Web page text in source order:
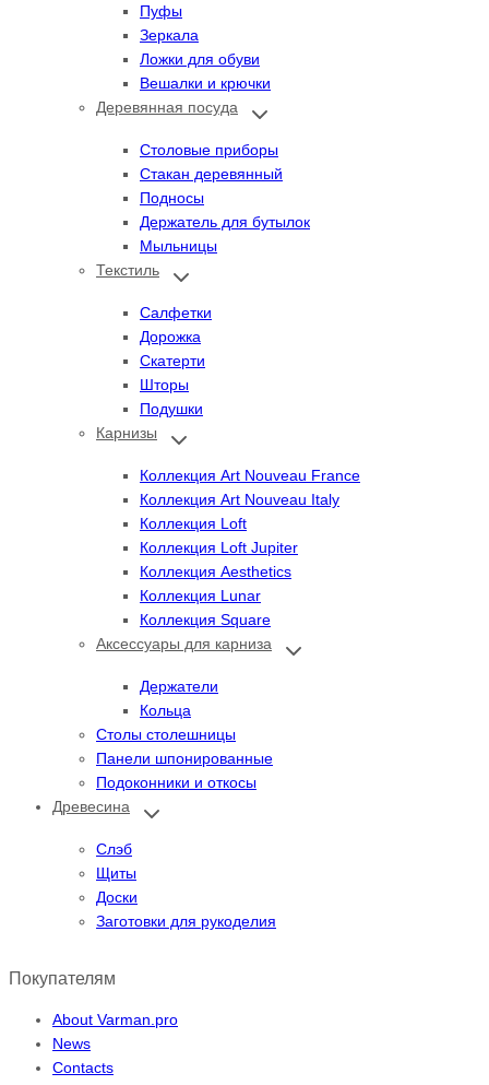
Пуфы
Зеркала
Ложки для обуви
Вешалки и крючки
Деревянная посуда
Переключить
дочернее
Столовые приборы
Стакан деревянный
Подносы
Держатель для бутылок
Мыльницы
Текстиль
Переключить
дочернее
Салфетки
Дорожка
Скатерти
Шторы
Подушки
Карнизы
Переключить
дочернее
Коллекция Art Nouveau France
Коллекция Art Nouveau Italy
Коллекция Loft
Коллекция Loft Jupiter
Коллекция Aesthetics
Коллекция Lunar
Коллекция Square
Аксессуары для карниза
Переключить
дочернее
Держатели
Кольца
Столы столешницы
Панели шпонированные
Подоконники и откосы
Древесина
Переключить
дочернее
Слэб
Щиты
Доски
Заготовки для рукоделия
Покупателям
About Varman.pro
News
Contacts